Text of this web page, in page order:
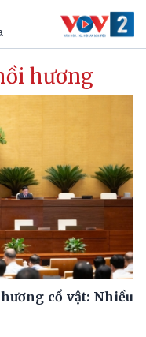
hương
cổ vật: Nhiều